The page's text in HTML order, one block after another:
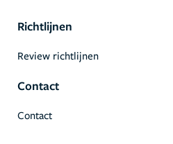
Richtlijnen
Review richtlijnen
Contact
Contact